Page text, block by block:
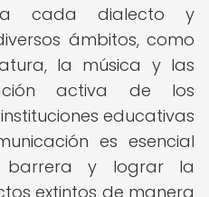
a cada dialecto y
ámbitos, como
la música y las
activa de los
educativas
es esencial
barrera y lograr la
extintos de manera